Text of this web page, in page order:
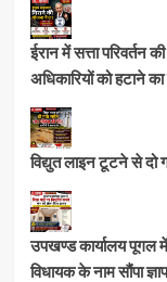
ईरान में सत्ता परिवर्तन
अधिकारियों को हटाने का
विद्युत लाइन टूटने से दो
उपखण्ड कार्यालय पूगल
विधायक के नाम सौंपा